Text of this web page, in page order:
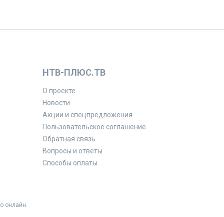
НТВ-ПЛЮС.ТВ
О проекте
Новости
Акции и спецпредложения
Пользовательское соглашение
Обратная связь
Вопросы и ответы
Способы оплаты
онлайн.